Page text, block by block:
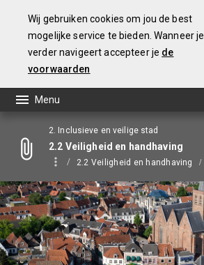
Wij gebruiken cookies om jou de best
mogelijke service te bieden. Wanneer je
verder navigeert accepteer je de
voorwaarden
2. Inclusieve en veilige stad
2.2 Veiligheid en handhaving
2.2 Veiligheid en handhaving